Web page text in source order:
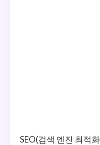
SEO(검색 엔진 최적